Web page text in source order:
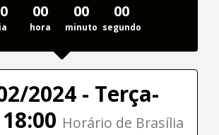
00
hora
00
minuto
00
segundo
2024 - Terça-
Horário de Brasília